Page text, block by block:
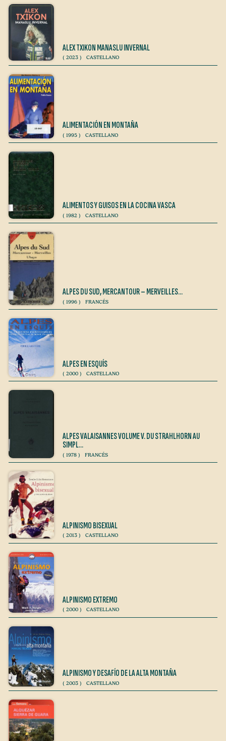
ALEX TXIKON MANASLU INVERNAL
( 2023 ) CASTELLANO
ALIMENTACIÓN EN MONTAÑA
( 1995 ) CASTELLANO
ALIMENTOS Y GUISOS EN LA COCINA VASCA
( 1982 ) CASTELLANO
ALPES DU SUD, MERCANTOUR – MERVEILLES…
( 1996 ) FRANCÉS
ALPES EN ESQUÍS
( 2000 ) CASTELLANO
ALPES VALAISANNES VOLUME V. DU STRAHLHORN AU
SIMPL…
( 1978 ) FRANCÉS
ALPINISMO BISEXUAL
( 2013 ) CASTELLANO
ALPINISMO EXTREMO
( 2000 ) CASTELLANO
ALPINISMO Y DESAFÍO DE LA ALTA MONTAÑA
( 2003 ) CASTELLANO